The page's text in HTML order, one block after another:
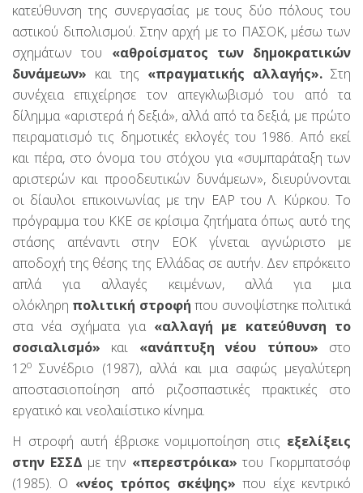
κατεύθυνση της συνεργασίας με τους δύο πόλους του
αστικού διπολισμού. Στην αρχή με το ΠΑΣΟΚ, μέσω των
σχημάτων του «αθροίσματος των δημοκρατικών
δυνάμεων» και της «πραγματικής αλλαγής». Στη
συνέχεια επιχείρησε τον απεγκλωβισμό του από τα
δίλημμα «αριστερά ή δεξιά», αλλά από τα δεξιά, με πρώτο
πειραματισμό τις δημοτικές εκλογές του 1986. Από εκεί
και πέρα, στο όνομα του στόχου για «συμπαράταξη των
αριστερών και προοδευτικών δυνάμεων», διευρύνονται
οι δίαυλοι επικοινωνίας με την ΕΑΡ του Λ. Κύρκου. Το
πρόγραμμα του ΚΚΕ σε κρίσιμα ζητήματα όπως αυτό της
στάσης απέναντι στην ΕΟΚ γίνεται αγνώριστο με
αποδοχή της θέσης της Ελλάδας σε αυτήν. Δεν επρόκειτο
απλά για αλλαγές κειμένων, αλλά για μια
ολόκληρη πολιτική στροφή που συνοψίστηκε πολιτικά
στα νέα σχήματα για «αλλαγή με κατεύθυνση το
σοσιαλισμό» και «ανάπτυξη νέου τύπου» στο
12ο Συνέδριο (1987), αλλά και μια σαφώς μεγαλύτερη
αποστασιοποίηση από ριζοσπαστικές πρακτικές στο
εργατικό και νεολαιίστικο κίνημα.
Η στροφή αυτή έβρισκε νομιμοποίηση στις εξελίξεις
στην ΕΣΣΔ με την «περεστρόικα» του Γκορμπατσόφ
(1985). Ο «νέος τρόπος σκέψης» που είχε κεντρικό